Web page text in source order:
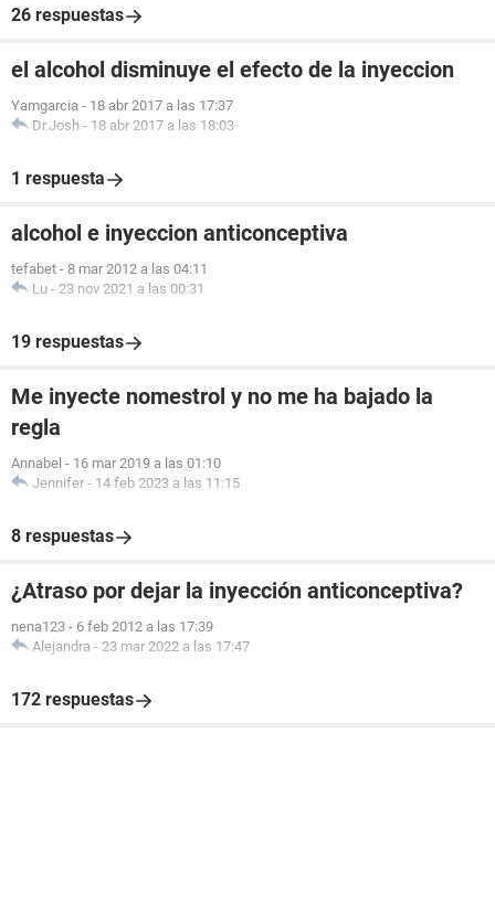
26 respuestas
el alcohol disminuye el efecto de la inyeccion
Yamgarcia - 18 abr 2017 a las 17:37
Dr.Josh - 18 abr 2017 a las 18:03
1 respuesta
alcohol e inyeccion anticonceptiva
tefabet - 8 mar 2012 a las 04:11
Lu - 23 nov 2021 a las 00:31
19 respuestas
Me inyecte nomestrol y no me ha bajado la
regla
Annabel - 16 mar 2019 a las 01:10
Jennifer - 14 feb 2023 a las 11:15
8 respuestas
¿Atraso por dejar la inyección anticonceptiva?
nena123 - 6 feb 2012 a las 17:39
Alejandra - 23 mar 2022 a las 17:47
172 respuestas